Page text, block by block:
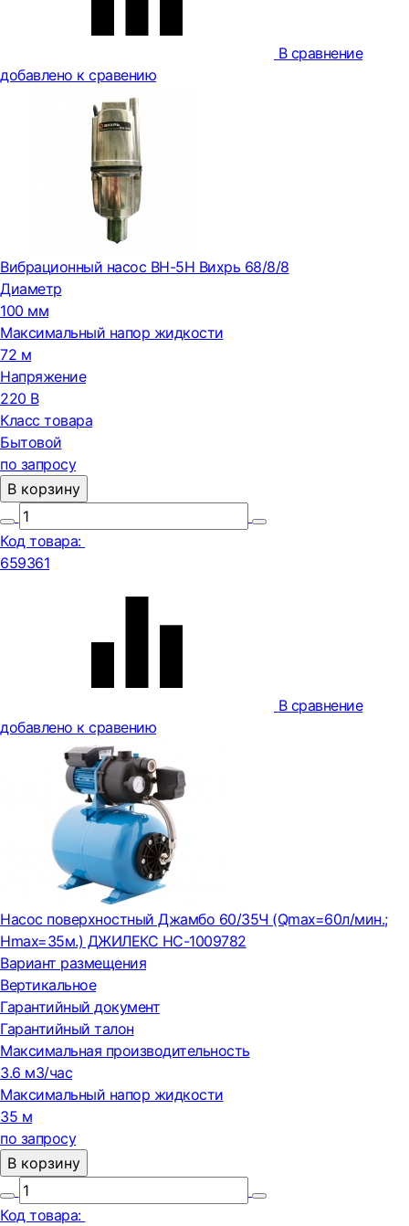
В сравнение
добавлено к сравению
Вибрационный насос ВН-5Н Вихрь 68/8/8
Диаметр
100 мм
Максимальный напор жидкости
72 м
Напряжение
220 В
Класс товара
Бытовой
по запросу
В корзину
Код товара:
659361
В сравнение
добавлено к сравению
Насос поверхностный Джамбо 60/35Ч (Qmax=60л/мин.;
Нmax=35м.) ДЖИЛЕКС НС-1009782
Вариант размещения
Вертикальное
Гарантийный документ
Гарантийный талон
Максимальная производительность
3.6 м3/час
Максимальный напор жидкости
35 м
по запросу
В корзину
Код товара: